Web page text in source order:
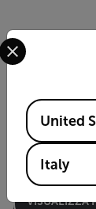
Sensore
rilevamento
VISUALIZZA
Select your
Available
United
Italy